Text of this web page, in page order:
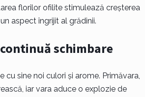
florilor ofilite stimulează creșterea
aspect îngrijit al grădinii.
schimbare
cu sine noi culori și arome. Primăvara,
iar vara aduce o explozie de